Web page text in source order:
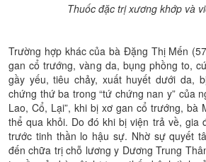
Thuốc đặc trị xương khớp và
Trường hợp khác của bà Đặng Thị Mến
gan cổ trướng, vàng da, bụng phồng to,
gầy yếu, tiêu chảy, xuất huyết dưới da,
chứng thứ ba trong “tứ chứng nan y” của
Lao, Cổ, Lại”, khi bị xơ gan cổ trướng, bà
thể qua khỏi. Do đó khi bị viện trả về, gia
trước tinh thần lo hậu sự. Nhờ sự quyết
đến chữa trị chỗ lương y Dương Trung